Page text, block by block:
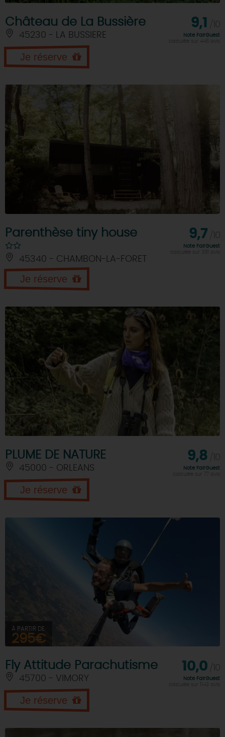
Château de La Bussière
45230 - LA BUSSIERE
9,1
Note FairGuest
Je réserve
Parenthèse tiny house
45340 - CHAMBON-LA-FORET
9,7
Note FairGuest
Je réserve
PLUME DE NATURE
45000 - ORLEANS
9,8
Note FairGuest
Je réserve
À PARTIR DE
295€
Fly Attitude Parachutisme
45700 - VIMORY
10,0
Note FairGuest
Je réserve